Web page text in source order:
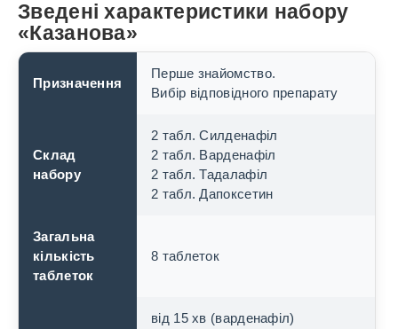
Зведені характеристики набору
«Казанова»
Призначення
Перше знайомство.
Вибір відповідного препарату
Склад
набору
2 табл. Силденафіл
2 табл. Варденафіл
2 табл. Тадалафіл
2 табл. Дапоксетин
Загальна
кількість
таблеток
8 таблеток
від 15 хв (варденафіл)